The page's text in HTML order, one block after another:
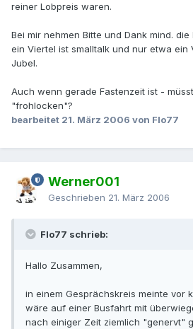
reiner Lobpreis waren.
Bei mir nehmen Bitte und Dank mind.
ein Viertel ist smalltalk und nur etwa ein
Jubel.
Auch wenn gerade Fastenzeit ist -
"frohlocken"?
bearbeitet 21. März 2006 von Flo77
Werner001
Geschrieben 21. März 2006
Flo77 schrieb:
Hallo Zusammen,
in einem Gesprächskreis meinte vor
wäre auf einer Busfahrt mit
nach einiger Zeit ziemlich "genervt"